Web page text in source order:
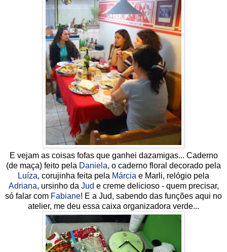
E vejam as coisas fofas que ganhei dazamigas... Caderno
(de maça) feito pela Daniela, o caderno floral decorado pela
Luíza, corujinha feita pela Márcia e Marli, relógio pela
Adriana, ursinho da Jud e creme delicioso - quem precisar,
só falar com Fabiane! E a Jud, sabendo das funções aqui no
atelier, me deu essa caixa organizadora verde...